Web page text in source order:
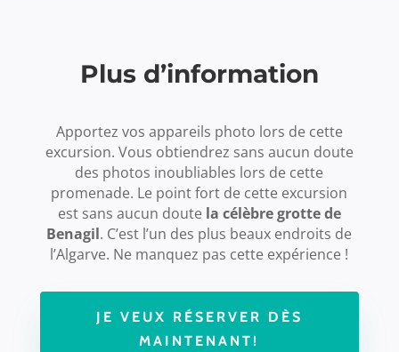
Plus d’information
Apportez vos appareils photo lors de cette
excursion. Vous obtiendrez sans aucun doute
des photos inoubliables lors de cette
promenade. Le point fort de cette excursion
est sans aucun doute la célèbre grotte de
Benagil. C’est l’un des plus beaux endroits de
l’Algarve. Ne manquez pas cette expérience !
JE VEUX RÉSERVER DÈS
MAINTENANT!